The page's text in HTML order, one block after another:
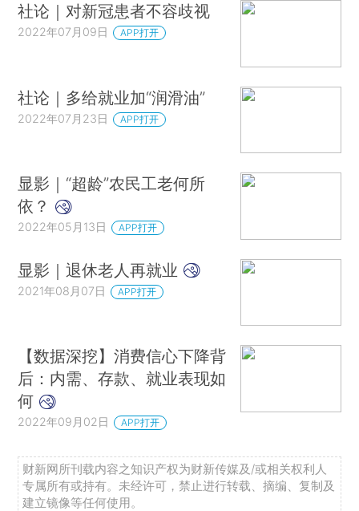
社论｜对新冠患者不容歧视
2022年07月09日 APP打开
社论｜多给就业加“润滑油”
2022年07月23日 APP打开
显影｜“超龄”农民工老何所
依？
2022年05月13日 APP打开
显影｜退休老人再就业
2021年08月07日 APP打开
【数据深挖】消费信心下降背
后：内需、存款、就业表现如
何
2022年09月02日 APP打开
财新网所刊载内容之知识产权为财新传媒及/或相关权利人
专属所有或持有。未经许可，禁止进行转载、摘编、复制及
建立镜像等任何使用。